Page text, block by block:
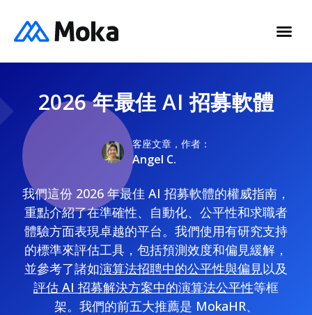
2026 年最佳 AI 招募軟體
客座文章，作者：
Angel C.
我們這份 2026 年最佳 AI 招募軟體的權威指南，
重點介紹了在準確性、自動化、公平性和求職者
體驗方面表現卓越的平台。我們使用有研究支持
的標準來評估工具，包括預測效度和偏見緩解，
並參考了諸如演算法招聘中的公平性與偏見以及
評估 AI 招募解決方案中的演算法公平性等框
架。我們的前五大推薦是 MokaHR、